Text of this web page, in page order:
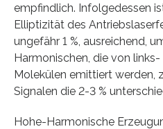
empfindlich. Infolgedessen
Elliptizität des
ungefähr 1 %, ausreichend,
Harmonischen, die von
Molekülen emittiert werden,
Signalen die 2-3 %
Hohe-Harmonische